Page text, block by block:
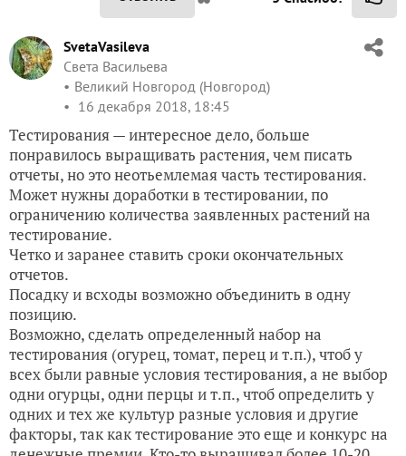
SvetaVasileva
Света Васильева
Великий Новгород (Новгород)
16 декабря 2018, 18:45
Тестирования — интересное дело, больше
понравилось выращивать растения, чем писать
отчеты, но это неотьемлемая часть тестирования.
Может нужны доработки в тестировании, по
ограничению количества заявленных растений на
тестирование.
Четко и заранее ставить сроки окончательных
отчетов.
Посадку и всходы возможно объединить в одну
позицию.
Возможно, сделать определенный набор на
тестирования (огурец, томат, перец и т.п.), чтоб у
всех были равные условия тестирования, а не выбор
одни огурцы, одни перцы и т.п., чтоб определить у
одних и тех же культур разные условия и другие
факторы, так как тестирование это еще и конкурс на